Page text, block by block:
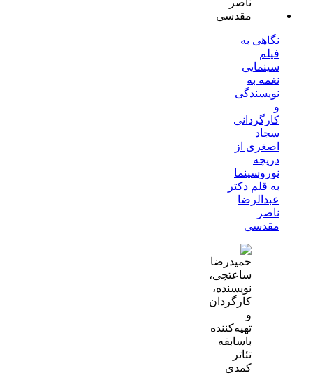
نگاهی به
فیلم
سینمایی
نغمه به
نویسندگی
و
کارگردانی
سجاد
اصغری از
دریچه
نوروسینما
به قلم دکتر
عبدالرضا
ناصر
مقدسی